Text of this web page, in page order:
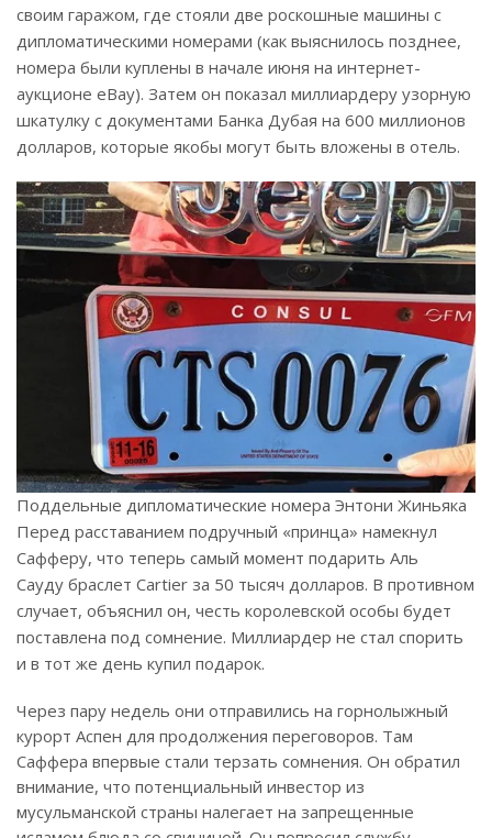
своим гаражом, где стояли две роскошные машины с
дипломатическими номерами (как выяснилось позднее,
номера были куплены в начале июня на интернет-
аукционе eBay). Затем он показал миллиардеру узорную
шкатулку с документами Банка Дубая на 600 миллионов
долларов, которые якобы могут быть вложены в отель.
Поддельные дипломатические номера Энтони Жиньяка
Перед расставанием подручный «принца» намекнул
Сафферу, что теперь самый момент подарить Аль
Сауду браслет Cartier за 50 тысяч долларов. В противном
случает, объяснил он, честь королевской особы будет
поставлена под сомнение. Миллиардер не стал спорить
и в тот же день купил подарок.
Через пару недель они отправились на горнолыжный
курорт Аспен для продолжения переговоров. Там
Саффера впервые стали терзать сомнения. Он обратил
внимание, что потенциальный инвестор из
мусульманской страны налегает на запрещенные